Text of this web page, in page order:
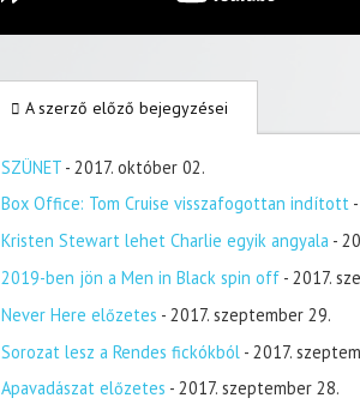
A szerző előző bejegyzései
SZÜNET - 2017. október 02.
Box Office: Tom Cruise visszafogottan indított
Kristen Stewart lehet Charlie egyik angyala -
2019-ben jön a Men in Black spin off - 2017.
Never Here előzetes - 2017. szeptember 29.
Sorozat lesz a Rendes fickókból - 2017.
Apavadászat előzetes - 2017. szeptember 28.